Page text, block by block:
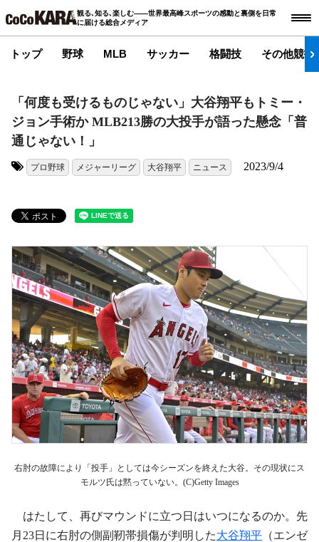
観る､知る､楽しむ――世界最高峰スポーツの感動と裏側を日常
に届ける総合メディア
トップ 野球 MLB サッカー 格闘技 その他競技
「何度も受けるものじゃない」大谷翔平もトミー・
ジョン手術か MLB213勝の大投手が語った懸念「普
通じゃない！」
プロ野球 メジャーリーグ 大谷翔平 ニュース 2023/9/4
右肘の故障により「投手」としては今シーズンを終えた大谷。その現状にス
モルツ氏は黙っていない。(C)Getty Images
はたして、再びマウンドに立つ日はいつになるのか。先
月23日に右肘の側副靭帯損傷が判明した大谷翔平 （エンゼ